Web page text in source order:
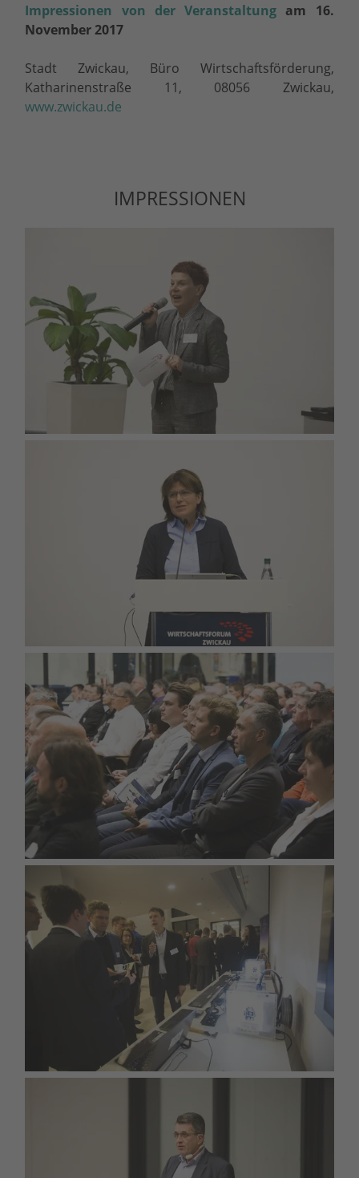
Impressionen von der Veranstaltung am 16.
November 2017
Stadt Zwickau, Büro Wirtschaftsförderung,
Katharinenstraße 11, 08056 Zwickau,
www.zwickau.de
IMPRESSIONEN